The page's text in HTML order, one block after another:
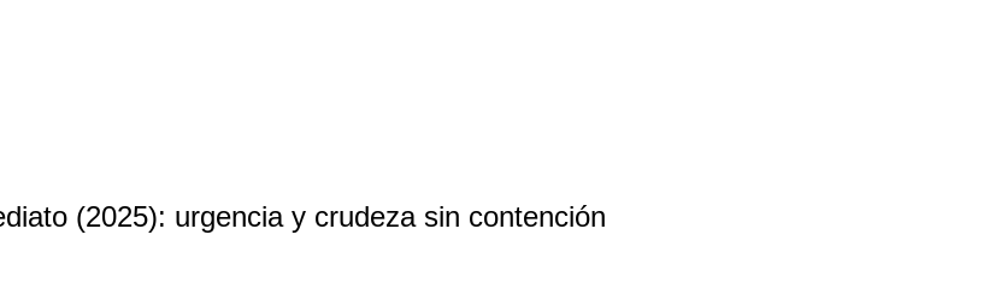
(2025): urgencia y crudeza sin contención